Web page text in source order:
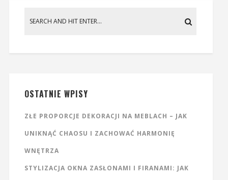
OSTATNIE WPISY
ZŁE PROPORCJE DEKORACJI NA MEBLACH – JAK
UNIKNĄĆ CHAOSU I ZACHOWAĆ HARMONIĘ
WNĘTRZA
STYLIZACJA OKNA ZASŁONAMI I FIRANAMI: JAK